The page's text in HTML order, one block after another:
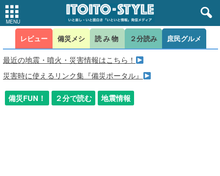
レビュー 備災メシ 読み物 ２分読み 庶民グルメ
最近の地震・噴火・災害情報はこちら！
災害時に使えるリンク集『備災ポータル』
備災FUN！ ２分で読む 地震情報